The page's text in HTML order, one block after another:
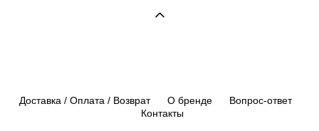
Доставка / Оплата / Возврат О бренде
Вопрос-ответ
Контакты